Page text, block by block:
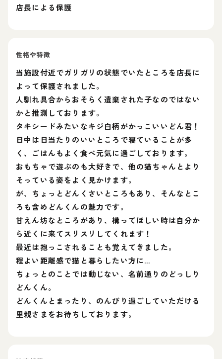
店長による保護
性格や特徴
当施設付近でガリガリの状態でいたところを店長に
よって保護されました。
人馴れ具合からおそらく遺棄された子なのではない
かと推測しております。
タキシードみたいなキジ白柄がかっこいいどん君！
日中は日当たりのいいところで寝ていることが多
く、ごはんもよく食べ元気に過ごしております。
おもちゃで遊ぶのも大好きで、他の猫ちゃんとより
そっている姿をよく見かけます。
が、ちょっとどんくさいところもあり、そんなとこ
ろも含めどんくんの魅力です。
甘えん坊なところがあり、構ってほしい時は自分か
ら近くに来てスリスリしてくれます！
最近は抱っこされることも覚えてきました。
程よい距離感で猫と暮らしたい方に…
ちょっとのことでは動じない、名前通りのどっしり
どんくん。
どんくんとまったり、のんびり過ごしていただける
里親さまをお待ちしております。